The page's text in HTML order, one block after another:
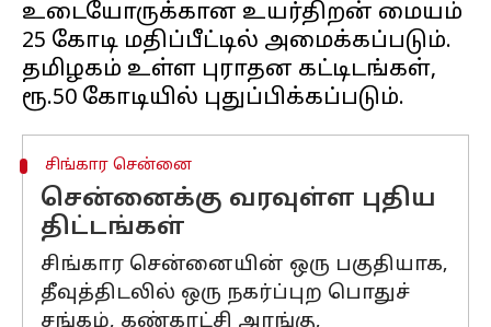
உடையோருக்கான உயர்திறன் மையம்
25 கோடி மதிப்பீட்டில் அமைக்கப்படும்.
தமிழகம் உள்ள புராதன கட்டிடங்கள்,
சிங்கார சென்னை
சென்னைக்கு வரவுள்ள புதிய
திட்டங்கள்
சிங்கார சென்னையின் ஒரு பகுதியாக,
தீவுத்திடலில் ஒரு நகர்ப்புற பொதுச்